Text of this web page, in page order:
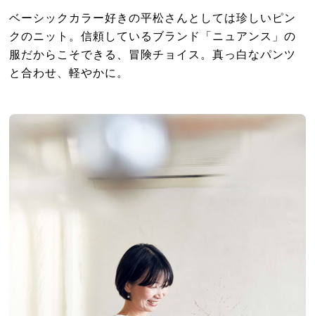
ベーシックカラー好きの平松さんとしては珍しいピン
クのニット。信頼しているブランド「ニュアンス」の
服だからこそできる、冒険チョイス。真っ白なパンツ
と合わせ、軽やかに。